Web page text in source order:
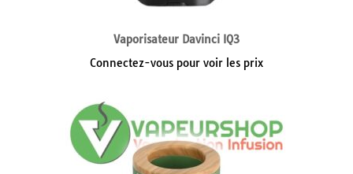
Vaporisateur Davinci IQ3
Connectez-vous pour voir les prix